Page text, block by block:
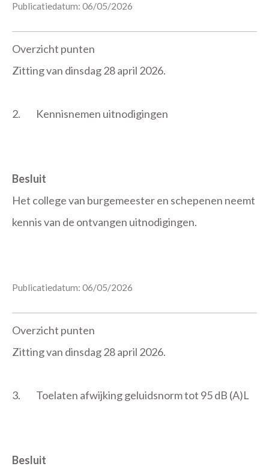
Publicatiedatum: 06/05/2026
Overzicht punten
Zitting van dinsdag 28 april 2026.
2. Kennisnemen uitnodigingen
Besluit
Het college van burgemeester en schepenen neemt
kennis van de ontvangen uitnodigingen.
Publicatiedatum: 06/05/2026
Overzicht punten
Zitting van dinsdag 28 april 2026.
3. Toelaten afwijking geluidsnorm tot 95 dB (A)L
Besluit